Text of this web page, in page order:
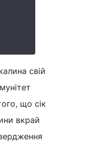
свій
що сік
вкрай